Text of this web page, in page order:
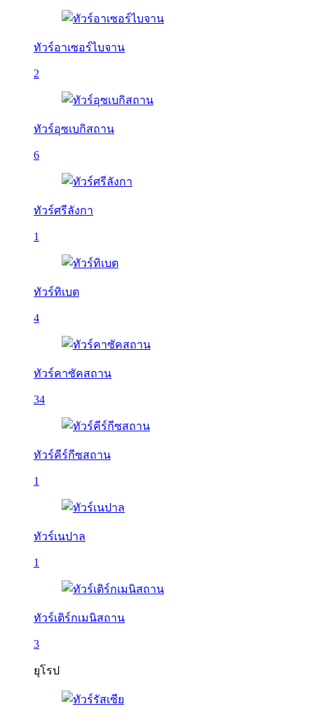
ทัวร์อาเซอร์ไบจาน
2
ทัวร์อุซเบกิสถาน
6
ทัวร์ศรีลังกา
1
ทัวร์ทิเบต
4
ทัวร์คาซัคสถาน
34
ทัวร์คีร์กีซสถาน
1
ทัวร์เนปาล
1
ทัวร์เติร์กเมนิสถาน
3
ยุโรป